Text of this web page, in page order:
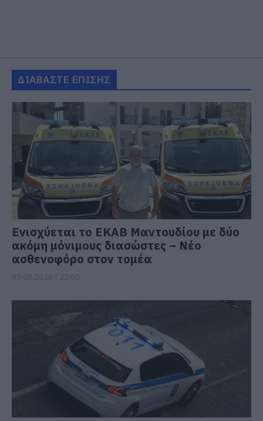
ΔΙΑΒΑΣΤΕ ΕΠΙΣΗΣ
Ενισχύεται το ΕΚΑΒ Μαντουδίου με δύο
ακόμη μόνιμους διασώστες – Νέο
ασθενοφόρο στον τομέα